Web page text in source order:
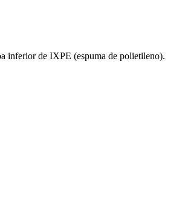
inferior de IXPE (espuma de polietileno).